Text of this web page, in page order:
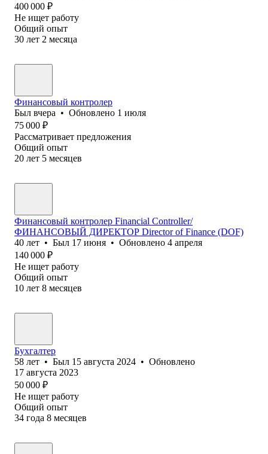
400 000 ₽
Не ищет работу
Общий опыт
30 лет 2 месяца
Финансовый контролер
Был вчера • Обновлено 1 июля
75 000 ₽
Рассматривает предложения
Общий опыт
20 лет 5 месяцев
Финансовый контролер Financial Controller/
ФИНАНСОВЫЙ ДИРЕКТОР Director of Finance (DOF)
40 лет • Был 17 июня • Обновлено 4 апреля
140 000 ₽
Не ищет работу
Общий опыт
10 лет 8 месяцев
Бухгалтер
58 лет • Был 15 августа 2024 • Обновлено
17 августа 2023
50 000 ₽
Не ищет работу
Общий опыт
34 года 8 месяцев